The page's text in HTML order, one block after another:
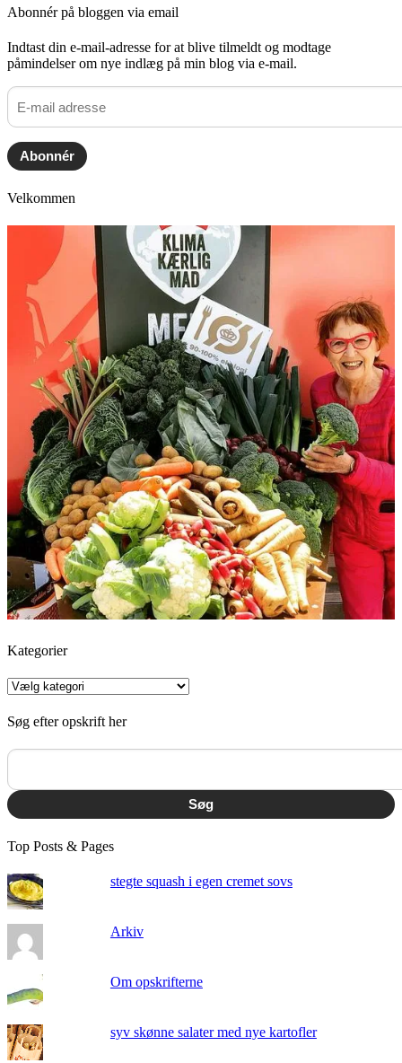
Abonnér på bloggen via email
Indtast din e-mail-adresse for at blive tilmeldt og modtage
påmindelser om nye indlæg på min blog via e-mail.
E-
mail
adresse
Abonnér
Velkommen
Kategorier
Kategorier
Søg efter opskrift her
Søg
Top Posts & Pages
stegte squash i egen cremet sovs
Arkiv
Om opskrifterne
syv skønne salater med nye kartofler